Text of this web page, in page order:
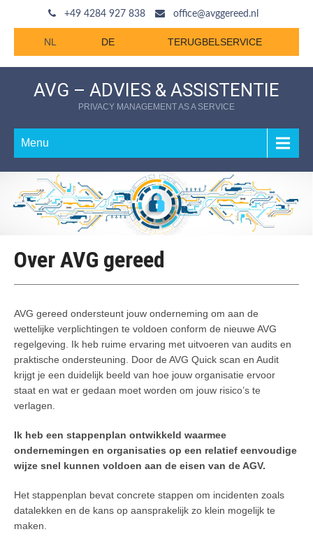
+49 4284 927 838 office@avggereed.nl
NL DE TERUGBELSERVICE
AVG – ADVIES & ASSISTENTIE
PRIVACY MANAGEMENT AS A SERVICE
Menu
Over AVG gereed
AVG gereed ondersteunt jouw onderneming om aan de
wettelijke verplichtingen te voldoen conform de nieuwe AVG
regelgeving. Ik heb ruime ervaring met uitvoeren van audits en
praktische ondersteuning. Door de AVG Quick scan en Audit
krijgt je een duidelijk beeld van hoe jouw organisatie ervoor
staat en wat er gedaan moet worden om jouw risico’s te
verlagen.
Ik heb een stappenplan ontwikkeld waarmee
ondernemingen en organisaties op een relatief eenvoudige
wijze snel kunnen voldoen aan de eisen van de AGV.
Het stappenplan bevat concrete stappen om incidenten zoals
datalekken en de kans op aansprakelijk zo klein mogelijk te
maken.